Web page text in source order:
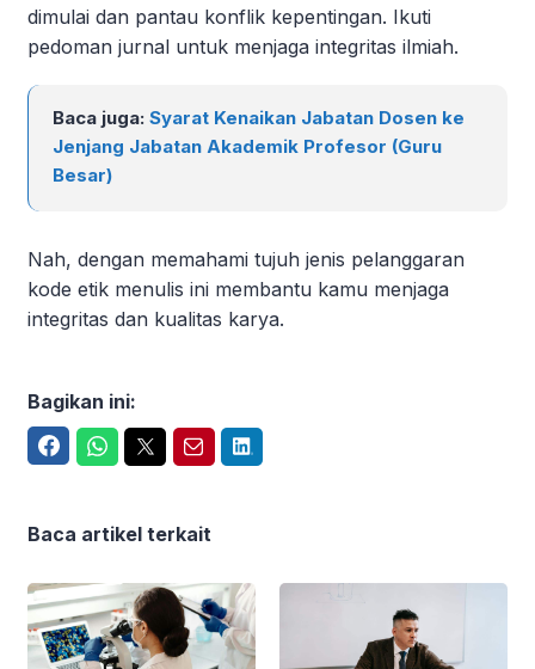
dimulai dan pantau konflik kepentingan. Ikuti
pedoman jurnal untuk menjaga integritas ilmiah.
Baca juga: Syarat Kenaikan Jabatan Dosen ke
Jenjang Jabatan Akademik Profesor (Guru
Besar)
Nah, dengan memahami tujuh jenis pelanggaran
kode etik menulis ini membantu kamu menjaga
integritas dan kualitas karya.
Bagikan ini:
Baca artikel terkait